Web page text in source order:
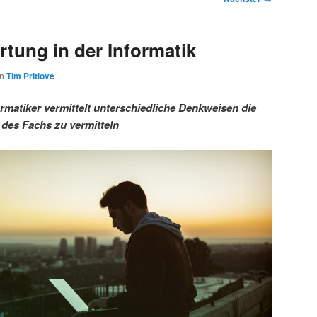
in der Informatik
Tim Pritlove
vermittelt unterschiedliche Denkweisen die
Fachs zu vermitteln